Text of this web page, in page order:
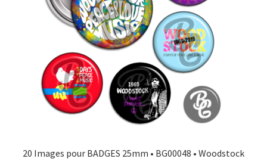
20 Images pour BADGES 25mm • BG00048 • Woodstock